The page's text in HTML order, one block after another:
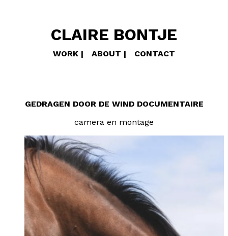
CLAIRE BONTJE
WORK ABOUT CONTACT
GEDRAGEN DOOR DE WIND DOCUMENTAIRE
camera en montage